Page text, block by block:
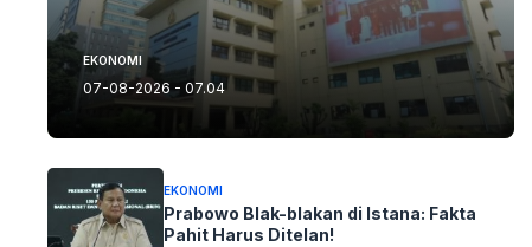
EKONOMI
07-08-2026 - 07.04
EKONOMI
Prabowo Blak-blakan di Istana: Fakta
Pahit Harus Ditelan!